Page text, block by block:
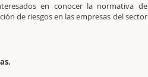
en conocer la normativa de
de riesgos en las empresas del sector